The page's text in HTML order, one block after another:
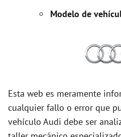
Modelo de
Esta web es meramente
cualquier fallo o error que
vehículo Audi debe ser